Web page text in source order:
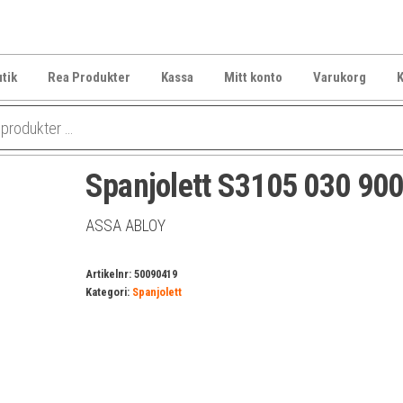
Rea Produkter Kassa Mitt konto Varukorg
Spanjolett S3105 030
ASSA ABLOY
Artikelnr: 50090419
Kategori: Spanjolett